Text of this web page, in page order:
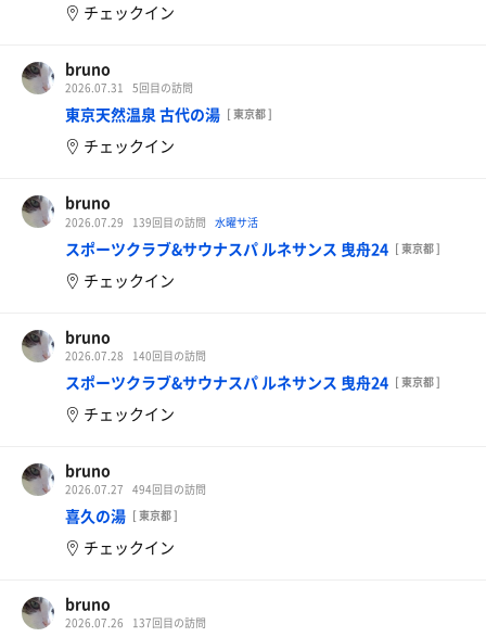
チェックイン
bruno
2026.07.31 5回目の訪問
東京天然温泉 古代の湯 [ 東京都 ]
チェックイン
bruno
2026.07.29 139回目の訪問 水曜サ活
スポーツクラブ&サウナスパ ルネサンス 曳舟24 [ 東京都 ]
チェックイン
bruno
2026.07.28 140回目の訪問
スポーツクラブ&サウナスパ ルネサンス 曳舟24 [ 東京都 ]
チェックイン
bruno
2026.07.27 494回目の訪問
喜久の湯 [ 東京都 ]
チェックイン
bruno
2026.07.26 137回目の訪問